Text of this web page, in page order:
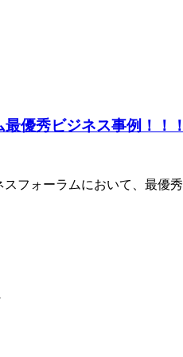
優秀ビジネス事例！！！
フォーラムにおいて、最優